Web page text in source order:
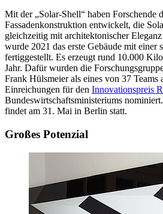
Mit der „Solar-Shell“ haben
Fassadenkonstruktion entwickelt, die
gleichzeitig mit architektonischer
wurde 2021 das erste Gebäude mit einer
fertiggestellt. Es erzeugt rund 10.000
Jahr. Dafür wurden die
Frank Hülsmeier als eines von 37 Teams
Einreichungen für den Innovationspreis
Bundeswirtschaftsministeriums
findet am 31. Mai in Berlin statt.
Großes Potenzial